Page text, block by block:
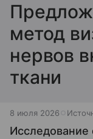
метод
нервов
ткани
8 июля 2026
Исследование